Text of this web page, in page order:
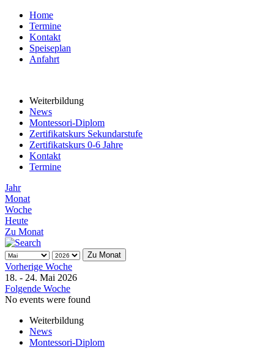
Home
Termine
Kontakt
Speiseplan
Anfahrt
Weiterbildung
News
Montessori-Diplom
Zertifikatskurs Sekundarstufe
Zertifikatskurs 0-6 Jahre
Kontakt
Termine
Jahr
Monat
Woche
Heute
Zu Monat
Zu Monat
Vorherige Woche
18. - 24. Mai 2026
Folgende Woche
No events were found
Weiterbildung
News
Montessori-Diplom